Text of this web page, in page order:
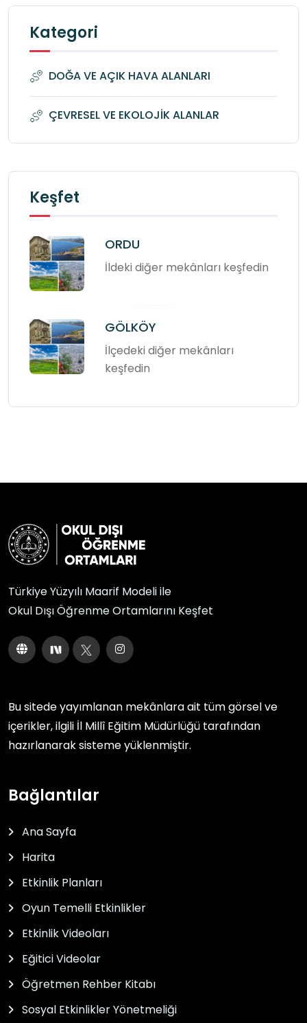
Kategori
DOĞA VE AÇIK HAVA ALANLARI
ÇEVRESEL VE EKOLOJİK ALANLAR
Keşfet
ORDU
İldeki diğer mekânları keşfedin
GÖLKÖY
İlçedeki diğer mekânları
keşfedin
Türkiye Yüzyılı Maarif Modeli ile
Okul Dışı Öğrenme Ortamlarını Keşfet
Bu sitede yayımlanan mekânlara ait tüm görsel ve
içerikler, ilgili İl Millî Eğitim Müdürlüğü tarafından
hazırlanarak sisteme yüklenmiştir.
Bağlantılar
Ana Sayfa
Harita
Etkinlik Planları
Oyun Temelli Etkinlikler
Etkinlik Videoları
Eğitici Videolar
Öğretmen Rehber Kitabı
Sosyal Etkinlikler Yönetmeliği